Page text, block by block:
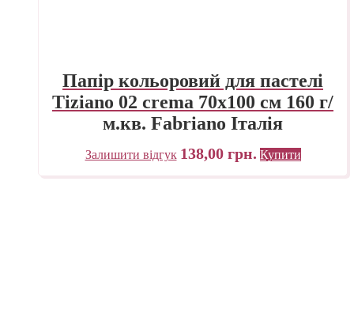
Папір кольоровий для пастелі
Tiziano 02 crema 70х100 см 160 г/
м.кв. Fabriano Італія
Залишити відгук 138,00 грн. Купити